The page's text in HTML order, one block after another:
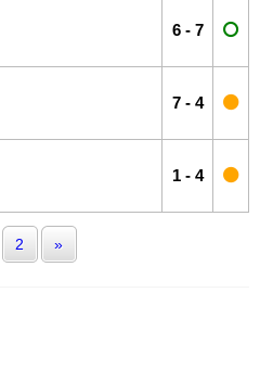
6- 7
7- 4
1- 4
2 »